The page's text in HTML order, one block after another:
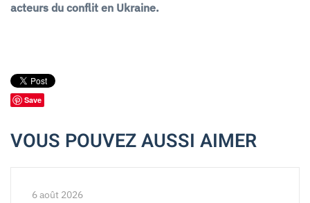
acteurs du conflit en Ukraine.
Save
VOUS POUVEZ AUSSI AIMER
6 août 2026